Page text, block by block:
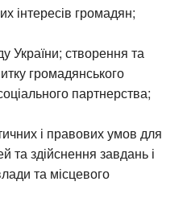
інтересів громадян;
України; створення та
громадянського
партнерства;
і правових умов для
та здійснення завдань і
та місцевого